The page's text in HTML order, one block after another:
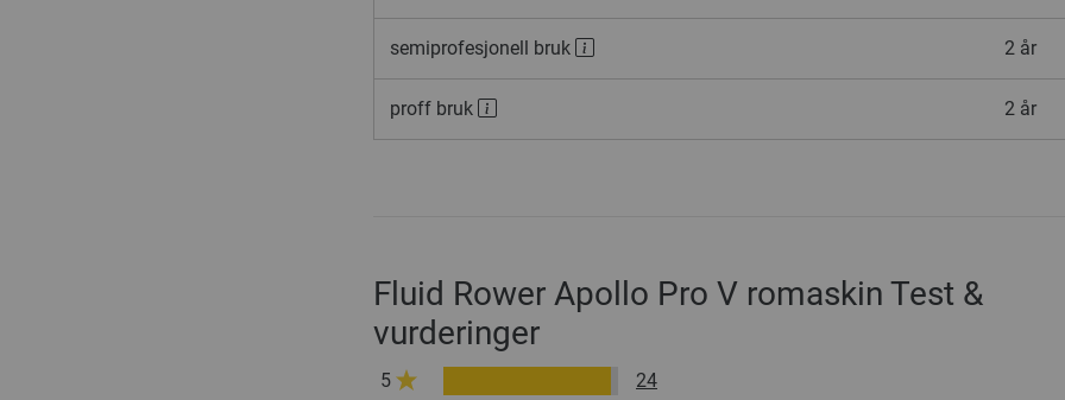
semiprofesjonell bruk 2 år
proff bruk 2 år
Fluid Rower Apollo Pro V romaskin Test &
vurderinger
5
24